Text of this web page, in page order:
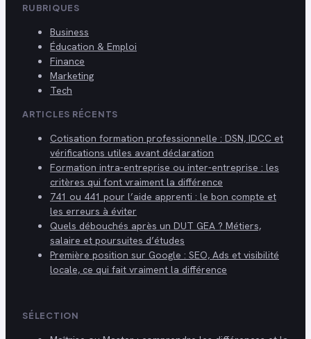
RUBRIQUES
Business
Éducation & Emploi
Finance
Marketing
Tech
ARTICLES RÉCENTS
Cotisation formation professionnelle : DSN, IDCC et
vérifications utiles avant déclaration
Formation intra-entreprise ou inter-entreprise : les
critères qui font vraiment la différence
741 ou 441 pour l’aide apprenti : le bon compte et
les erreurs à éviter
Quels débouchés après un DUT GEA ? Métiers,
salaire et poursuites d’études
Première position sur Google : SEO, Ads et visibilité
locale, ce qui fait vraiment la différence
SÉLECTION